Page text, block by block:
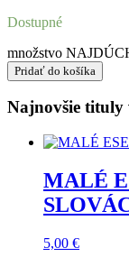
Dostupné
množstvo
Pridať do košíka
Najnovšie tituly
MALÉ
5,00 €